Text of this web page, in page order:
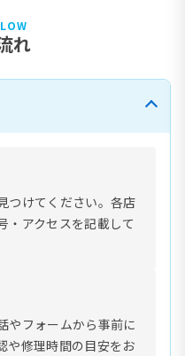
れ
つけてください。各店
・アクセスを記載して
やフォームから事前に
や修理時間の目安をお